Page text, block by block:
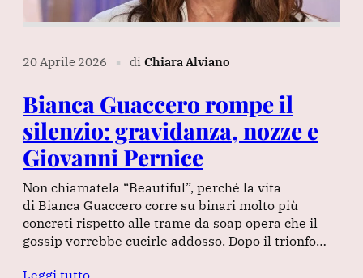
20 Aprile 2026 ∎ di Chiara Alviano
Bianca Guaccero rompe il
silenzio: gravidanza, nozze e
Giovanni Pernice
Non chiamatela “Beautiful”, perché la vita
di Bianca Guaccero corre su binari molto più
concreti rispetto alle trame da soap opera che il
gossip vorrebbe cucirle addosso. Dopo il trionfo…